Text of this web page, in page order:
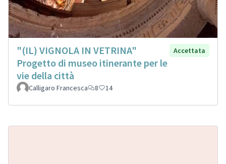
"(IL) VIGNOLA IN VETRINA"
Progetto di museo itinerante per le
vie della città
Accettata
Calligaro Francesca 8 14